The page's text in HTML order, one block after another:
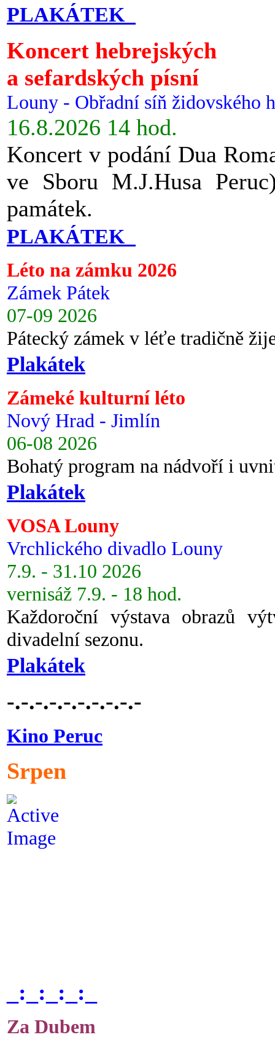
PLAKÁTEK
Koncert hebrejských
a sefardských písní
Louny - Obřadní síň židovského
16.8.2026 14 hod.
Koncert v podání Dua
ve Sboru M.J.Husa
památek.
PLAKÁTEK
Léto na zámku 2026
Zámek Pátek
07-09 2026
Pátecký zámek v léťe tradičně
Plakátek
Zámeké kulturní léto
Nový Hrad - Jimlín
06-08 2026
Bohatý program na nádvoří i
Plakátek
VOSA Louny
Vrchlického divadlo Louny
7.9. - 31.10 2026
vernisáž 7.9. - 18 hod.
Každoroční výstava obrazů
divadelní sezonu.
Plakátek
-.-.-.-.-.-.-.-.-.-
Kino Peruc
Srpen
_:_:_:_:_
Za Dubem